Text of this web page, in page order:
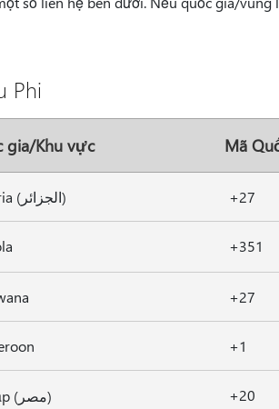
Phi
gia/Khu vực Mã
Algeria (الجزائر) +27
+351
+27
+1
Ai Cập (مصر) +20